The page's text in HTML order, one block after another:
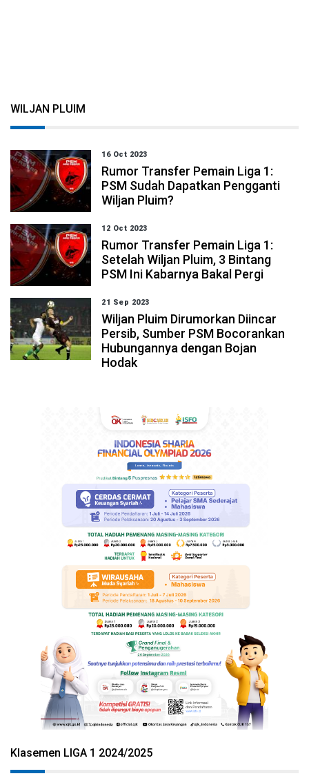
WILJAN PLUIM
16 Oct 2023
Rumor Transfer Pemain Liga 1:
PSM Sudah Dapatkan Pengganti
Wiljan Pluim?
12 Oct 2023
Rumor Transfer Pemain Liga 1:
Setelah Wiljan Pluim, 3 Bintang
PSM Ini Kabarnya Bakal Pergi
21 Sep 2023
Wiljan Pluim Dirumorkan Diincar
Persib, Sumber PSM Bocorankan
Hubungannya dengan Bojan
Hodak
Klasemen LIGA 1 2024/2025